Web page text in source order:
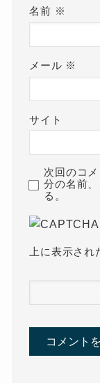
名前 ※
メール ※
サイト
次回のコ
分の名前
る。
上に表示され